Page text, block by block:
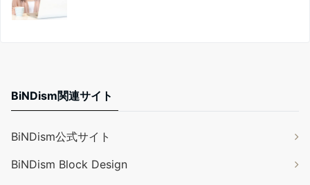
BiNDism関連サイト
BiNDism公式サイト
BiNDism Block Design